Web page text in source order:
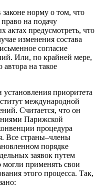
законе норму о том, что
на подачу
актах предусмотреть, что
изменения состава
согласие
Или, по крайней мере,
на такое
приоритета
международной
Считается, что он
Парижской
процедура
Все страны–члены
порядке
заявок путем
могли применять свои
этого процесса. Так,